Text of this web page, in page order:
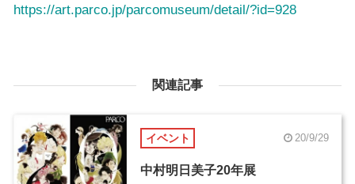
https://art.parco.jp/parcomuseum/detail/?id=928
関連記事
イベント 20/9/29
中村明日美子20年展